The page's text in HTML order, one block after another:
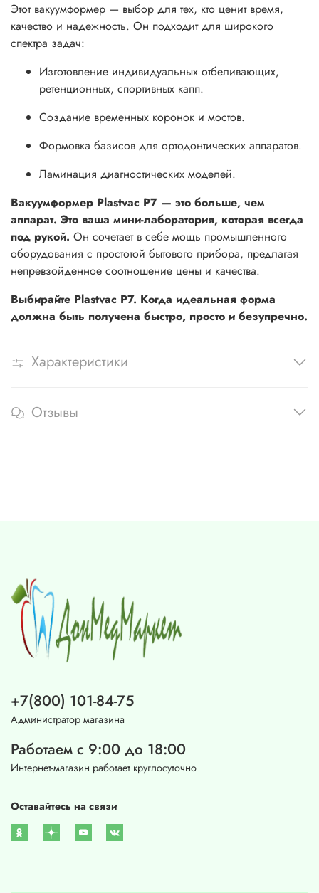
Этот вакуумформер — выбор для тех, кто ценит время,
качество и надежность. Он подходит для широкого
спектра задач:
Изготовление индивидуальных отбеливающих,
ретенционных, спортивных капп.
Создание временных коронок и мостов.
Формовка базисов для ортодонтических аппаратов.
Ламинация диагностических моделей.
Вакуумформер Plastvac P7 — это больше, чем
аппарат. Это ваша мини-лаборатория, которая всегда
под рукой. Он сочетает в себе мощь промышленного
оборудования с простотой бытового прибора, предлагая
непревзойденное соотношение цены и качества.
Выбирайте Plastvac P7. Когда идеальная форма
должна быть получена быстро, просто и безупречно.
Характеристики
Отзывы
+7(800) 101-84-75
Администратор магазина
Работаем с 9:00 до 18:00
Интернет-магазин работает круглосуточно
Оставайтесь на связи